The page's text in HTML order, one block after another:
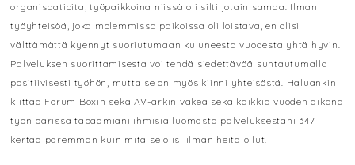
organisaatioita, työpaikkoina niissä oli silti jotain samaa. Ilman
työyhteisöä, joka molemmissa paikoissa oli loistava, en olisi
välttämättä kyennyt suoriutumaan kuluneesta vuodesta yhtä hyvin.
Palveluksen suorittamisesta voi tehdä siedettävää suhtautumalla
positiivisesti työhön, mutta se on myös kiinni yhteisöstä. Haluankin
kiittää Forum Boxin sekä AV-arkin väkeä sekä kaikkia vuoden aikana
työn parissa tapaamiani ihmisiä luomasta palveluksestani 347
kertaa paremman kuin mitä se olisi ilman heitä ollut.